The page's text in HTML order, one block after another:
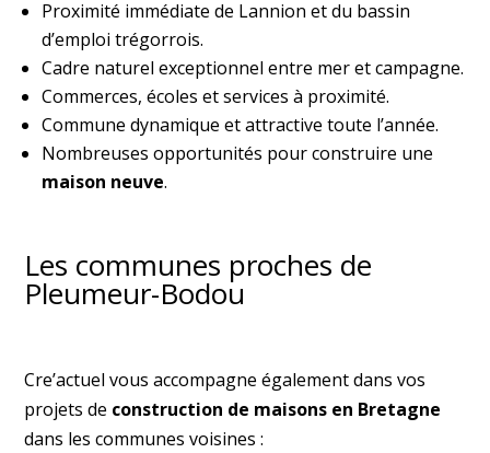
Proximité immédiate de Lannion et du bassin
d’emploi trégorrois.
Cadre naturel exceptionnel entre mer et campagne.
Commerces, écoles et services à proximité.
Commune dynamique et attractive toute l’année.
Nombreuses opportunités pour construire une
maison neuve.
Les communes proches de
Pleumeur-Bodou
Cre’actuel vous accompagne également dans vos
projets de construction de maisons en Bretagne
dans les communes voisines :